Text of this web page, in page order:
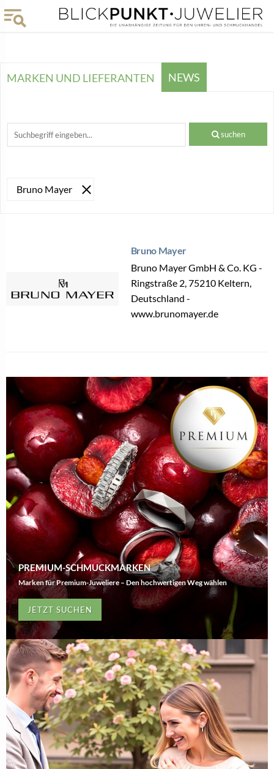
MARKEN UND LIEFERANTEN NEWS
suchen
Bruno Mayer
Bruno Mayer
Bruno Mayer GmbH & Co. KG -
Ringstraße 2, 75210 Keltern,
Deutschland -
www.brunomayer.de
PREMIUM-SCHMUCKMARKEN
Marken für Premium-Juweliere – Den hochwertigen Weg wählen
JETZT SUCHEN